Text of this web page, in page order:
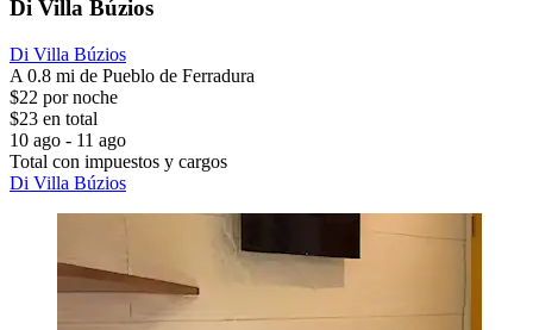
Di Villa Búzios
Di Villa Búzios
A 0.8 mi de Pueblo de Ferradura
$22 por noche
$23 en total
10 ago - 11 ago
Total con impuestos y cargos
Di Villa Búzios